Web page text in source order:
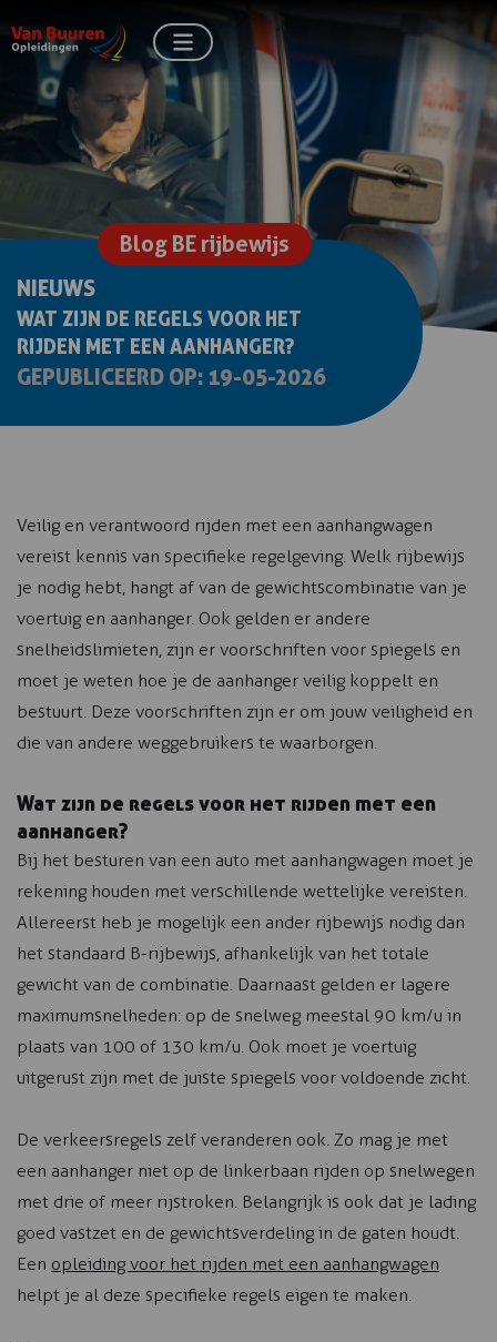
Blog BE rijbewijs
NIEUWS
WAT ZIJN DE REGELS VOOR HET
RIJDEN MET EEN AANHANGER?
GEPUBLICEERD OP: 19-05-2026
Veilig en verantwoord rijden met een aanhangwagen
vereist kennis van specifieke regelgeving. Welk rijbewijs
je nodig hebt, hangt af van de gewichtscombinatie van je
voertuig en aanhanger. Ook gelden er andere
snelheidslimieten, zijn er voorschriften voor spiegels en
moet je weten hoe je de aanhanger veilig koppelt en
bestuurt. Deze voorschriften zijn er om jouw veiligheid en
die van andere weggebruikers te waarborgen.
Wat zijn de regels voor het rijden met een
aanhanger?
Bij het besturen van een auto met aanhangwagen moet je
rekening houden met verschillende wettelijke vereisten.
Allereerst heb je mogelijk een ander rijbewijs nodig dan
het standaard B-rijbewijs, afhankelijk van het totale
gewicht van de combinatie. Daarnaast gelden er lagere
maximumsnelheden: op de snelweg meestal 90 km/u in
plaats van 100 of 130 km/u. Ook moet je voertuig
uitgerust zijn met de juiste spiegels voor voldoende zicht.
De verkeersregels zelf veranderen ook. Zo mag je met
een aanhanger niet op de linkerbaan rijden op snelwegen
met drie of meer rijstroken. Belangrijk is ook dat je lading
goed vastzet en de gewichtsverdeling in de gaten houdt.
Een opleiding voor het rijden met een aanhangwagen
helpt je al deze specifieke regels eigen te maken.